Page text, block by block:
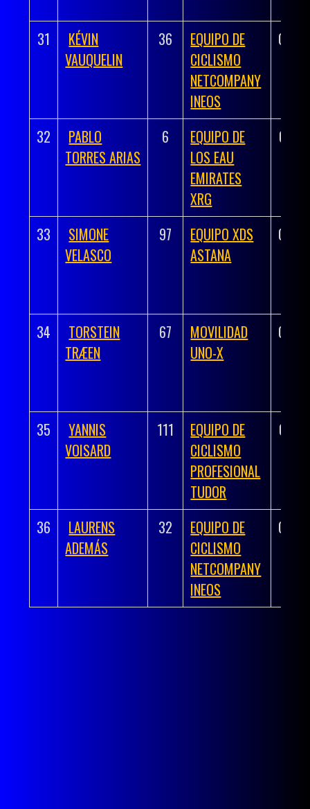
31
KÉVIN
VAUQUELIN
36
EQUIPO DE
CICLISMO
NETCOMPANY
INEOS
32
PABLO
TORRES ARIAS
6
EQUIPO DE
LOS EAU
EMIRATES
XRG
33
SIMONE
VELASCO
97
EQUIPO XDS
ASTANA
34
TORSTEIN
TRÆEN
67
MOVILIDAD
UNO-X
35
YANNIS
VOISARD
111
EQUIPO DE
CICLISMO
PROFESIONAL
TUDOR
36
LAURENS
ADEMÁS
32
EQUIPO DE
CICLISMO
NETCOMPANY
INEOS